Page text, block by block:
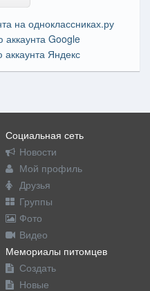
Социальная сеть
Новости
Мой профиль
Друзья
Группы
Фото
Видео
Мемориалы питомцев
Создать
Новые